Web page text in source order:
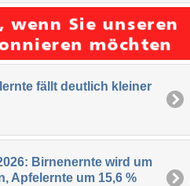
fällt deutlich kleiner
Birnenernte wird um
Apfelernte um 15,6 %